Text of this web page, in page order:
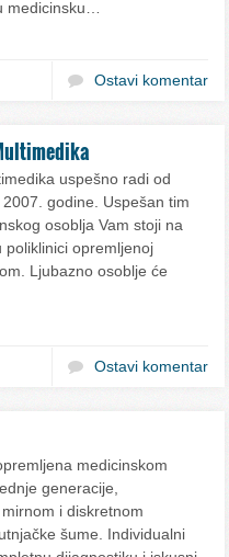
medicinsku…
Ostavi komentar
uspešno radi od
godine. Uspešan tim
osoblja Vam stoji na
poliklinici opremljenoj
Ljubazno osoblje će
Ostavi komentar
medicinskom
generacije,
i diskretnom
šume. Individualni